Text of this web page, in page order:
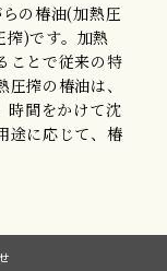
の椿油(加熱圧
)です。加熱
ことで従来の特
搾の椿油は、
時間をかけて沈
途に応じて、椿